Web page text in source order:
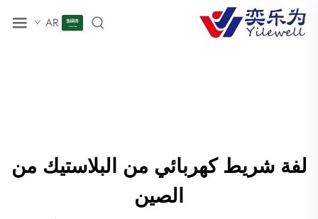
AR
لفة شريط كهربائي من البلاستيك من
الصين